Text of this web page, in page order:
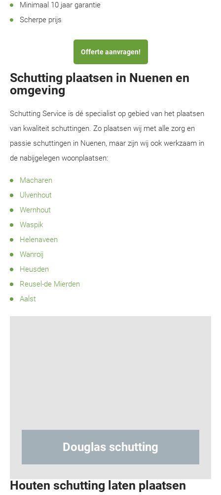
Minimaal 10 jaar garantie
Scherpe prijs
Offerte aanvragen!
Schutting plaatsen in Nuenen en
omgeving
Schutting Service is dé specialist op gebied van het plaatsen
van kwaliteit schuttingen. Zo plaatsen wij met alle zorg en
passie schuttingen in Nuenen, maar zijn wij ook werkzaam in
de nabijgelegen woonplaatsen:
Macharen
Ulvenhout
Wernhout
Waspik
Helenaveen
Wanroij
Heusden
Reusel-de Mierden
Aalst
Hout-
Houten schutting laten plaatsen